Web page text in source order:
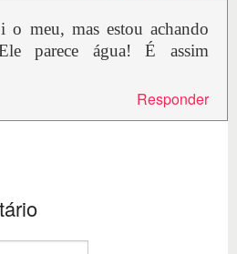
o meu, mas estou achando
parece água! É assim
Responder